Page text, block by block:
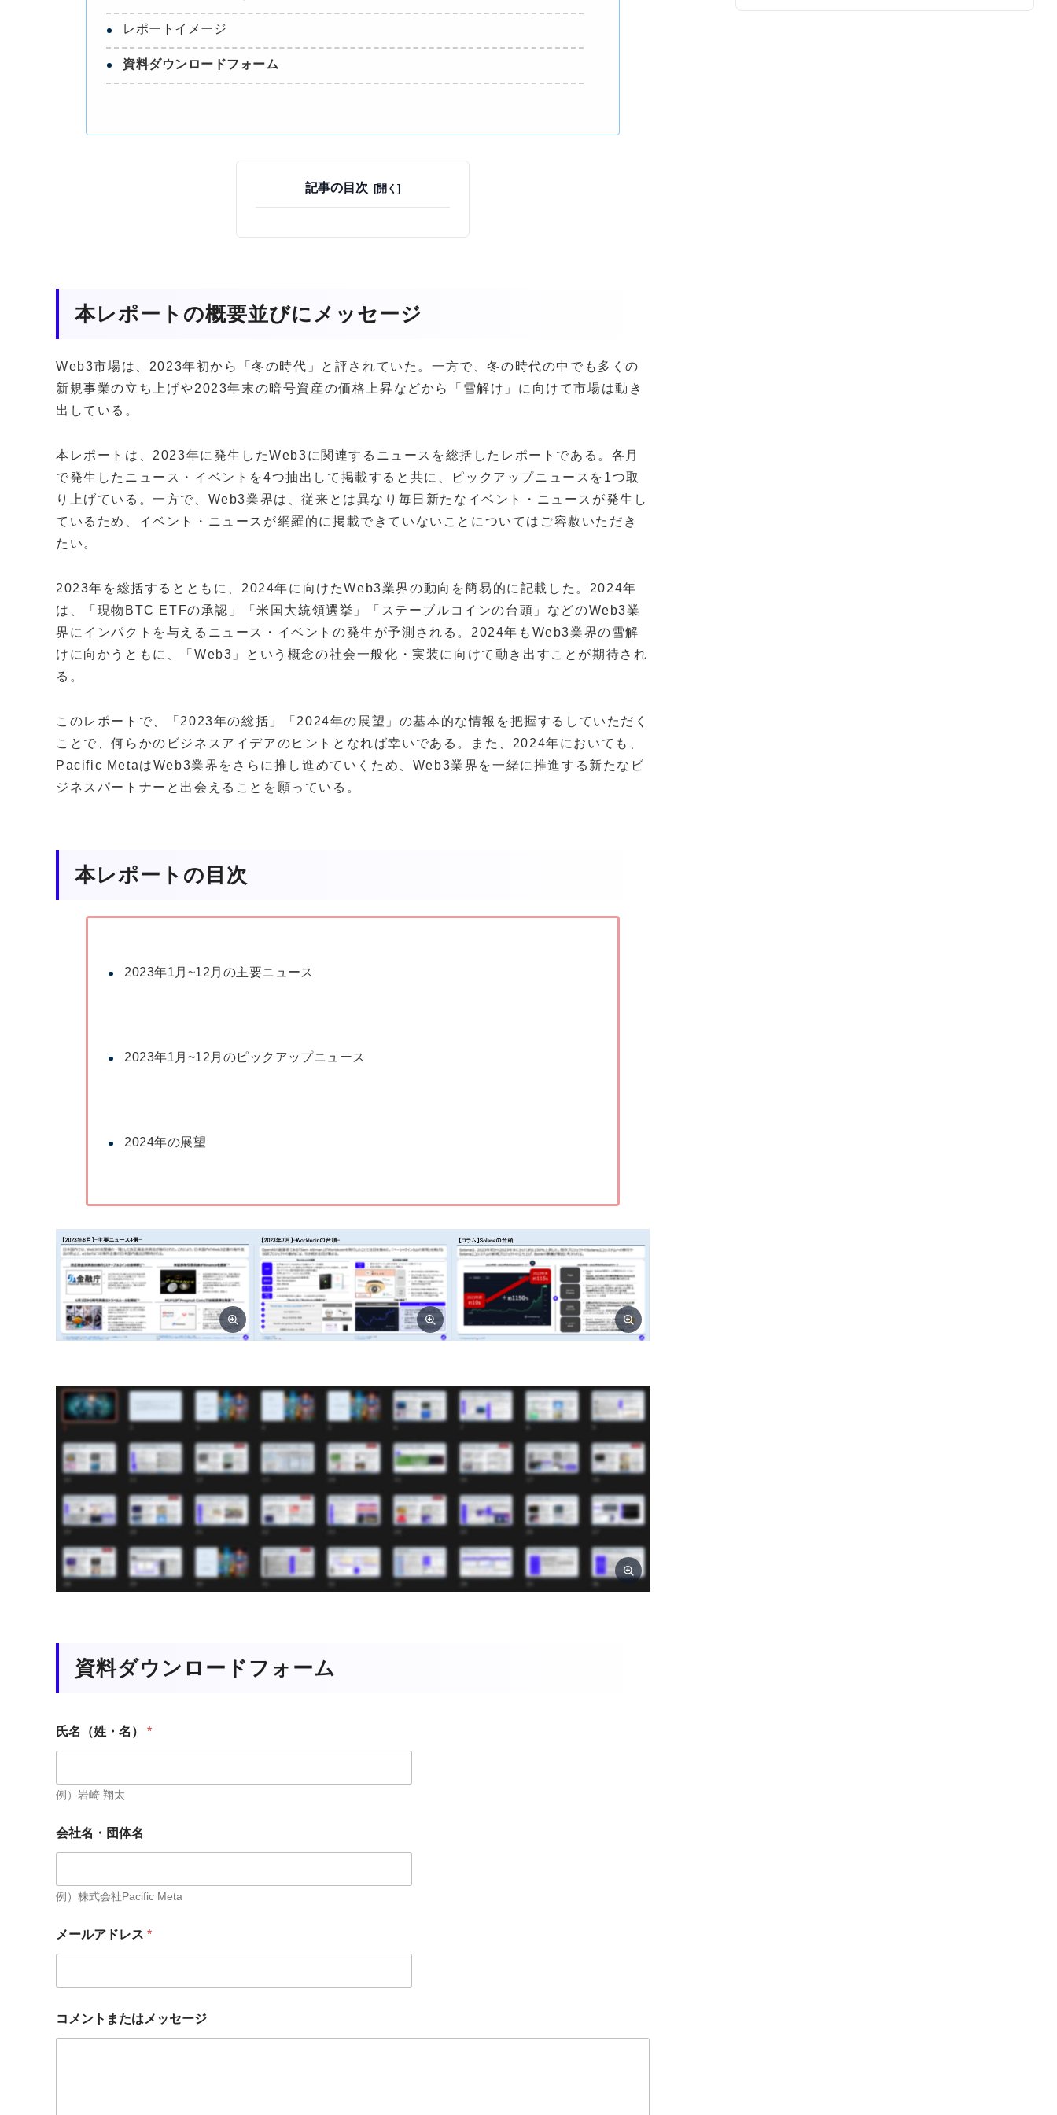
レポートイメージ
資料ダウンロードフォーム
記事の目次
本レポートの概要並びにメッセージ
Web3市場は、2023年初から「冬の時代」と評されていた。一方で、冬の時代の中でも多くの
新規事業の立ち上げや2023年末の暗号資産の価格上昇などから「雪解け」に向けて市場は動き
出している。
本レポートは、2023年に発生したWeb3に関連するニュースを総括したレポートである。各月
で発生したニュース・イベントを4つ抽出して掲載すると共に、ピックアップニュースを1つ取
り上げている。一方で、Web3業界は、従来とは異なり毎日新たなイベント・ニュースが発生し
ているため、イベント・ニュースが網羅的に掲載できていないことについてはご容赦いただき
たい。
2023年を総括するとともに、2024年に向けたWeb3業界の動向を簡易的に記載した。2024年
は、「現物BTC ETFの承認」「米国大統領選挙」「ステーブルコインの台頭」などのWeb3業
界にインパクトを与えるニュース・イベントの発生が予測される。2024年もWeb3業界の雪解
けに向かうともに、「Web3」という概念の社会一般化・実装に向けて動き出すことが期待され
る。
このレポートで、「2023年の総括」「2024年の展望」の基本的な情報を把握するしていただく
ことで、何らかのビジネスアイデアのヒントとなれば幸いである。また、2024年においても、
Pacific MetaはWeb3業界をさらに推し進めていくため、Web3業界を一緒に推進する新たなビ
ジネスパートナーと出会えることを願っている。
本レポートの目次
2023年1月~12月の主要ニュース
2023年1月~12月のピックアップニュース
2024年の展望
資料ダウンロードフォーム
氏名（姓・名） *
例）岩崎 翔太
会社名・団体名
例）株式会社Pacific Meta
メールアドレス *
コメントまたはメッセージ